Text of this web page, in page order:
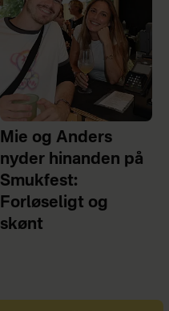
Mie og Anders
nyder hinanden på
Smukfest:
Forløseligt og
skønt